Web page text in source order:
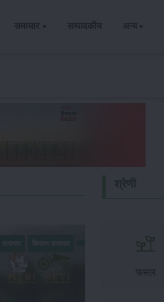
समाचार सम्पादकीय अन्य
फसल